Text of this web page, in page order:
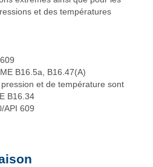
et des températures
B16.5a, B16.47(A)
et de température sont
B16.34
API 609